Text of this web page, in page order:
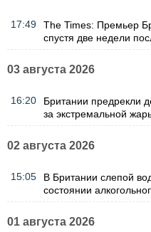
17:49
The Times: Премьер
спустя две недели
03 августа 2026
16:20
Британии предрекли
за экстремальной
02 августа 2026
15:05
В Британии слепой
состоянии
01 августа 2026